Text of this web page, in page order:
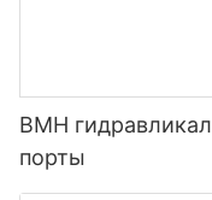
BMH
порты